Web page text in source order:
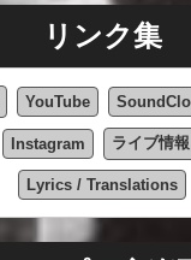
リンク集
YouTube
Instagram ライブ情報
Lyrics / Translations